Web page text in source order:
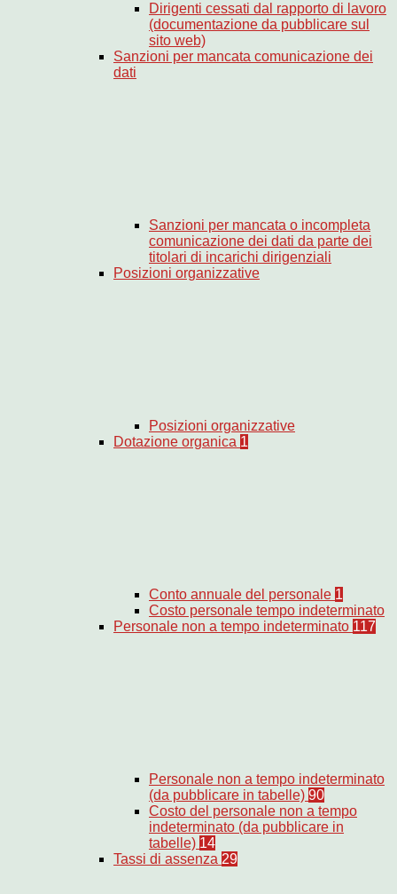
Dirigenti cessati dal rapporto di lavoro
(documentazione da pubblicare sul
sito web)
Sanzioni per mancata comunicazione dei
dati
Sanzioni per mancata o incompleta
comunicazione dei dati da parte dei
titolari di incarichi dirigenziali
Posizioni organizzative
Posizioni organizzative
Dotazione organica 1
Conto annuale del personale 1
Costo personale tempo indeterminato
Personale non a tempo indeterminato 117
Personale non a tempo indeterminato
(da pubblicare in tabelle) 90
Costo del personale non a tempo
indeterminato (da pubblicare in
tabelle) 14
Tassi di assenza 29